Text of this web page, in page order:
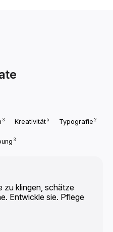
3 Kreativität5 Typografie 2
3
zu klingen, schätze
Entwickle sie. Pflege